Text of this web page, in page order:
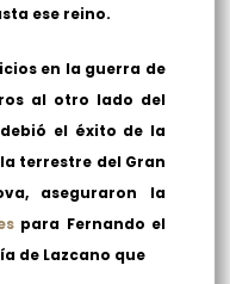
ese reino.
en la guerra de
al otro lado del
el éxito de la
terrestre del Gran
aseguraron la
para Fernando el
de Lazcano que